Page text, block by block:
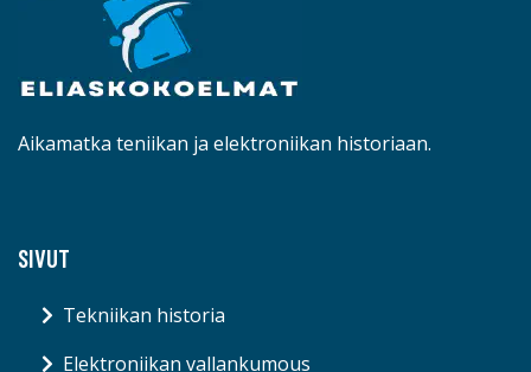
Aikamatka teniikan ja elektroniikan historiaan.
SIVUT
Tekniikan historia
Elektroniikan vallankumous